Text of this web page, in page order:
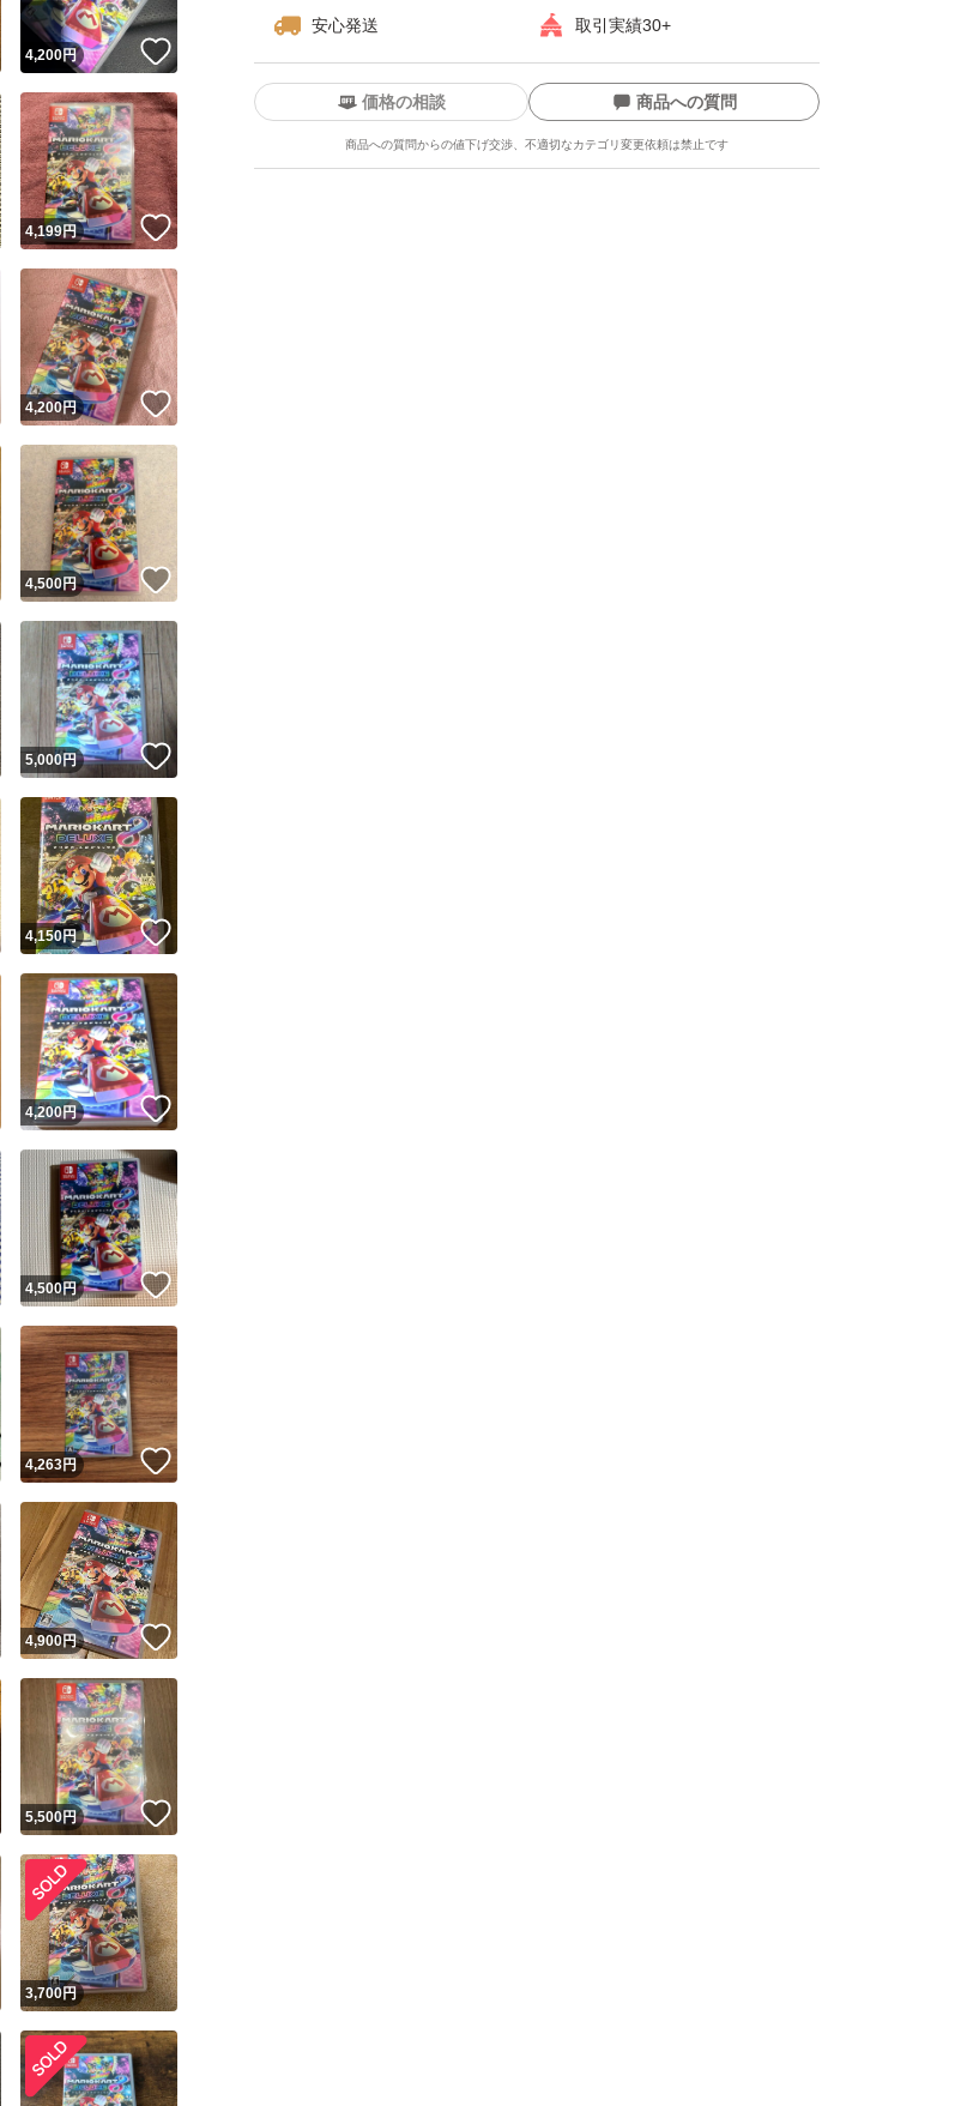
安心発送 取引実績30+
ユーザーの実績について
の基準を満たしたユーザーにバッジを付与しています
Yahoo!フリマの基準をクリアした安心・安全なユーザーです
このユーザーはYahoo!フリマの取引を完了させた実績があります
このユーザーは他フリマサービスでの取引実績があります
示であり、発送を保証しているものではありません
このユーザーは高頻度で24時間以内＆設定した発送日数内に発送してい
ます
このユーザーは高頻度で24時間以内に発送しています
このユーザーは設定した発送日数内に発送しています
価格の相談 商品への質問
商品への質問からの値下げ交渉、不適切なカテゴリ変更依頼は禁止です
この商品の情報をコピーします
載は禁止されています
き1回です
出品ページへ
キャンセル
いいね！
4,200円
いね！
4,199円 いいね！
いいね！
4,200円 いいね！
いいね！
4,500円
いね！
5,000円
いね！
4,150円
いいね！
4,200円
いね！
4,500円 いいね！
いね！
4,263円 いいね！
いね！
4,900円 いいね！
いいね！
5,500円
3,700円